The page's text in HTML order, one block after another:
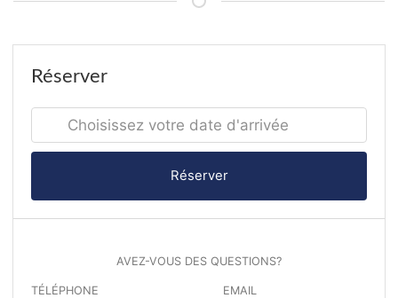
Réserver
Réserver
AVEZ-VOUS DES QUESTIONS?
TÉLÉPHONE EMAIL